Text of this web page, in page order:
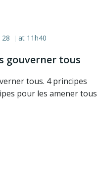
| at 11h40
gouverner tous
tous. 4 principes
pour les amener tous